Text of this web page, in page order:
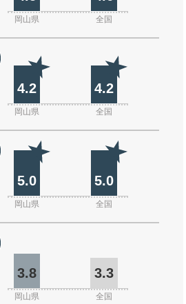
岡山県 全国
4.2 4.2
岡山県 全国
5.0 5.0
岡山県 全国
3.8 3.3
岡山県 全国